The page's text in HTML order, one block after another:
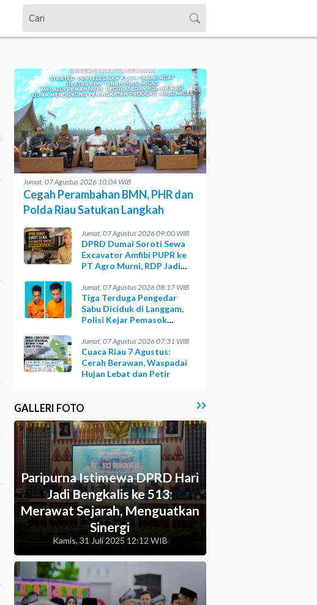
Jumat, 07 Agustus 2026 10:04 WIB
Cegah Perambahan BMN, PHR dan
Polda Riau Satukan Langkah
Jumat, 07 Agustus 2026 09:00 WIB
DPRD Dumai Soroti Sewa
Excavator Amfibi PUPR ke
PT Agro Murni, RDP Jadi
Jumat, 07 Agustus 2026 08:17 WIB
Tiga Terduga Pengedar
Sabu Diciduk di Langgam,
Polisi Kejar Pemasok
Jumat, 07 Agustus 2026 07:31 WIB
Cuaca Riau 7 Agustus:
Cerah Berawan, Waspadai
Hujan Lebat dan Petir
GALLERI FOTO
Paripurna Istimewa DPRD Hari
Jadi Bengkalis ke 513:
Merawat Sejarah, Menguatkan
Sinergi
Kamis, 31 Juli 2025 12:12 WIB